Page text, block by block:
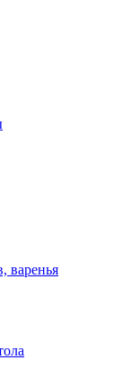
варенья